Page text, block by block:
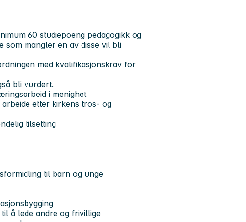
60 studiepoeng pedagogikk og
som mangler en av disse vil bli
med kvalifikasjonskrav for
bli vurdert.
i menighet
etter kirkens tros- og
tilsetting
til barn og unge
å lede andre og frivillige